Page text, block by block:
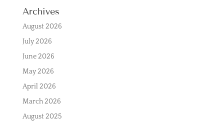
Archives
August 2026
July 2026
June 2026
May 2026
April 2026
March 2026
August 2025